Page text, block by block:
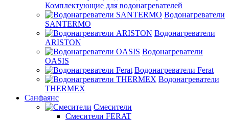
Комплектующие для водонагревателей
Водонагреватели
SANTERMO
Водонагреватели
ARISTON
Водонагреватели
OASIS
Водонагреватели Ferat
Водонагреватели
THERMEX
Санфаянс
Смесители
Смесители FERAT